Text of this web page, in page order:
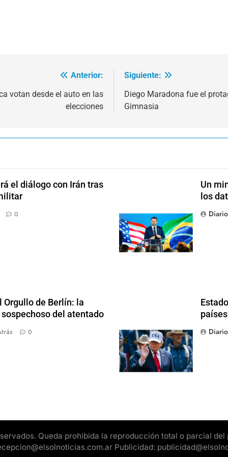
Anterior:
votan desde el auto en las
elecciones
Siguiente:
Diego Maradona fue el
Gimnasia
el diálogo con Irán tras
0
Un
los
Orgullo de Berlín: la
del atentado
0
Queda prohibida la reproducción total o parcial
Publicidad: